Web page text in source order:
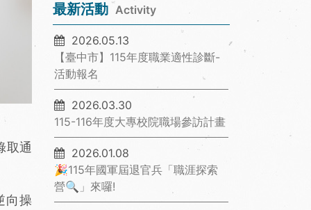
取通
向操
最新活動 Activity
2026.05.13
【臺中市】115年度職業適性診斷-
活動報名
2026.03.30
115-116年度大專校院職場參訪計畫
2026.01.08
🎉115年國軍屆退官兵「職涯探索
營🔍」來囉!